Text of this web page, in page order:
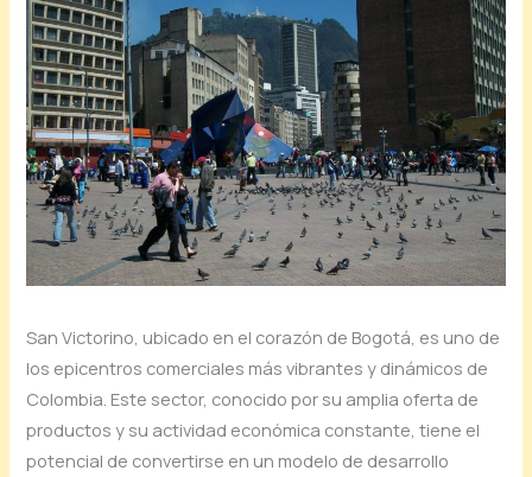
San Victorino, ubicado en el corazón de Bogotá, es uno de
los epicentros comerciales más vibrantes y dinámicos de
Colombia. Este sector, conocido por su amplia oferta de
productos y su actividad económica constante, tiene el
potencial de convertirse en un modelo de desarrollo